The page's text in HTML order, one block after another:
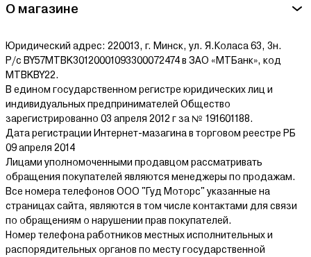
О магазине
Юридический адрес: 220013, г. Минск, ул. Я.Коласа 63, 3н.
Р/с BY57MTBK30120001093300072474 в ЗАО «МТБанк», код
MTBKBY22.
В едином государственном регистре юридических лиц и
индивидуальных предпринимателей Общество
зарегистрированно 03 апреля 2012 г за № 191601188.
Дата регистрации Интернет-мазагина в торговом реестре РБ
09 апреля 2014
Лицами уполномоченными продавцом рассматривать
обращения покупателей являются менеджеры по продажам.
Все номера телефонов ООО "Гуд Моторс" указанные на
страницах сайта, являются в том числе контактами для связи
по обращениям о нарушении прав покупателей.
Номер телефона работников местных исполнительных и
распорядительных органов по месту государственной